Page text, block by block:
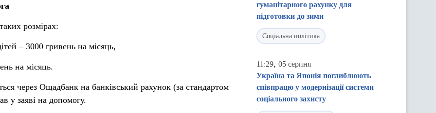
розмірах:
– 3000 гривень на місяць,
на місяць.
через Ощадбанк на банківський рахунок (за стандартом
у заяві на допомогу.
гуманітарного рахунку для
підготовки до зими
Соціальна політика
11:29, 05 серпня
Україна та Японія поглиблюють
співпрацю у модернізації системи
соціального захисту